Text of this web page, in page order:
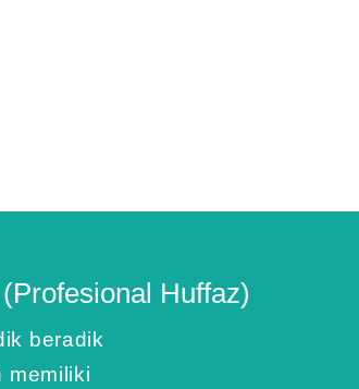
PROFAZZ
Bakal Al-
teknik
Huffaz)
beradik
memiliki